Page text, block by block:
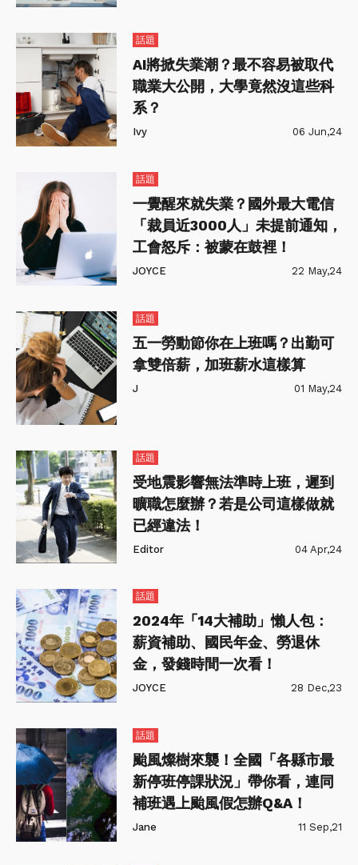
話題
AI將掀失業潮？最不容易被取代
職業大公開，大學竟然沒這些科
系？
Ivy 06 Jun,24
話題
一覺醒來就失業？國外最大電信
「裁員近3000人」未提前通知，
工會怒斥：被蒙在鼓裡！
JOYCE 22 May,24
話題
五一勞動節你在上班嗎？出勤可
拿雙倍薪，加班薪水這樣算
J 01 May,24
話題
受地震影響無法準時上班，遲到
曠職怎麼辦？若是公司這樣做就
已經違法！
Editor 04 Apr,24
話題
2024年「14大補助」懶人包：
薪資補助、國民年金、勞退休
金，發錢時間一次看！
JOYCE 28 Dec,23
話題
颱風燦樹來襲！全國「各縣市最
新停班停課狀況」帶你看，連同
補班遇上颱風假怎辦Q&A！
Jane 11 Sep,21